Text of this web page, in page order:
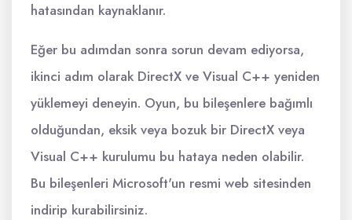
hatasından kaynaklanır.
Eğer bu adımdan sonra sorun devam ediyorsa,
ikinci adım olarak DirectX ve Visual C++ yeniden
yüklemeyi deneyin. Oyun, bu bileşenlere bağımlı
olduğundan, eksik veya bozuk bir DirectX veya
Visual C++ kurulumu bu hataya neden olabilir.
Bu bileşenleri Microsoft'un resmi web sitesinden
indirip kurabilirsiniz.